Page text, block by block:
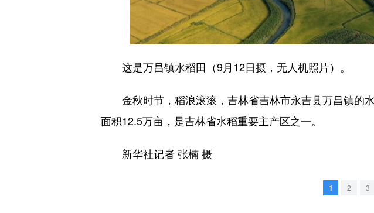
这是万昌镇水稻田（9月12日摄，无人机照片）。
金秋时节，稻浪滚滚，吉林省吉林市永吉县万昌镇的
面积12.5万亩，是吉林省水稻重要主产区之一。
新华社记者 张楠 摄
1 2 3